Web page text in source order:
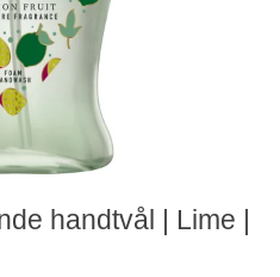
handtvål | Lime |